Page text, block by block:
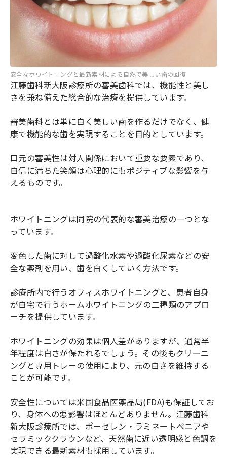
安全なホワイトニングと最新素材による自然で美しい歯の回復
江藤歯科新大阪診療所の審美歯科では、機能性と美し
さを兼ね備えた総合的な治療を提供しています。
審美歯科とは単に白く美しい歯を作るだけでなく、健
康で機能的な歯を実現することを目的としています。
口元の審美性は対人関係において重要な要素であり、
自信に満ちた笑顔は心理的にもポジティブな影響を与
えるものです。
ホワイトニングは同院の代表的な審美治療の一つとな
っています。
変色した歯に対して過酸化水素や過酸化尿素などの安
全な薬剤を用い、歯を白くしていく方法です。
診療所内で行うオフィスホワイトニングと、患者自身
が自宅で行うホームホワイトニングの二種類のアプロ
ーチを提供しています。
ホワイトニングの効果は個人差がありますが、通常半
年程度は白さが保たれるでしょう。その後もクリーニ
ングと専用トレーの使用により、元の白さを維持する
ことが可能です。
安全性については米国食品医薬品局(FDA)も保証してお
り、身体への悪影響はほとんどありません。江藤歯科
新大阪診療所では、ポーセレン・ラミネートベニアや
セラミッククラウンなど、天然歯に近い透明感と色調を
実現できる最新素材も採用しています。